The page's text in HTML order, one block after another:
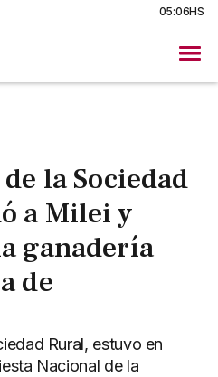
05:06HS
la Sociedad
a Milei y
ganadería
de
Rural, estuvo en
Nacional de la